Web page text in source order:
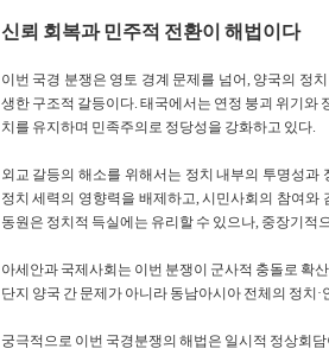
신뢰 회복과 민주적 전환이 해법이다
이번 국경 분쟁은 영토 경계 문제를 넘어, 양국의 정
생한 구조적 갈등이다. 태국에서는 연정 붕괴 위기와
치를 유지하며 민족주의로 정당성을 강화하고 있다.
외교 갈등의 해소를 위해서는 정치 내부의 투명성
정치 세력의 영향력을 배제하고, 시민사회의 참여
동원은 정치적 득실에는 유리할 수 있으나, 중장기적
아세안과 국제사회는 이번 분쟁이 군사적 충돌로 확
단지 양국 간 문제가 아니라 동남아시아 전체의 정치
궁극적으로 이번 국경분쟁의 해법은 일시적 정상회